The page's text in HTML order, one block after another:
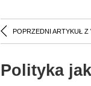
POPRZEDNI ARTYKUŁ Z
Polityka